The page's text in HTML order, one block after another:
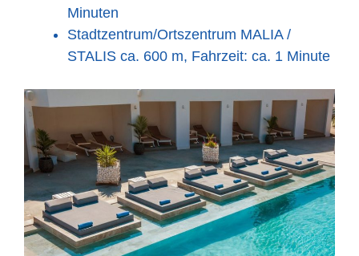
Minuten
Stadtzentrum/Ortszentrum MALIA /
STALIS ca. 600 m, Fahrzeit: ca. 1 Minute